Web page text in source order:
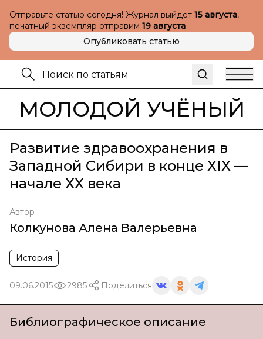
Отправьте статью сегодня! Журнал выйдет 15 августа,
печатный экземпляр отправим 19 августа
Опубликовать статью
МОЛОДОЙ УЧЁНЫЙ
Развитие здравоохранения в
Западной Сибири в конце ХIХ —
начале ХХ века
Автор
Колкунова Алена Валерьевна
История
09.06.2015 2985 Поделиться
Библиографическое описание